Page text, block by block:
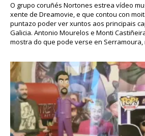
O grupo coruñés Nortones estrea vídeo
xente de Dreamovie, e que contou con
puntazo poder ver xuntos aos principais
Galicia. Antonio Mourelos e Monti
mostra do que pode verse en Serramoura,